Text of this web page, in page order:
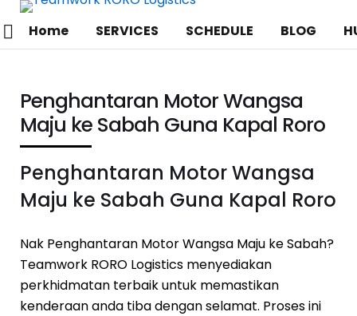
Home SERVICES SCHEDULE BLOG
Penghantaran Motor Wangsa
Maju ke Sabah Guna Kapal Roro
Penghantaran Motor Wangsa
Maju ke Sabah Guna Kapal Roro
Nak Penghantaran Motor Wangsa Maju ke Sabah?
Teamwork RORO Logistics menyediakan
perkhidmatan terbaik untuk memastikan
kenderaan anda tiba dengan selamat. Proses ini